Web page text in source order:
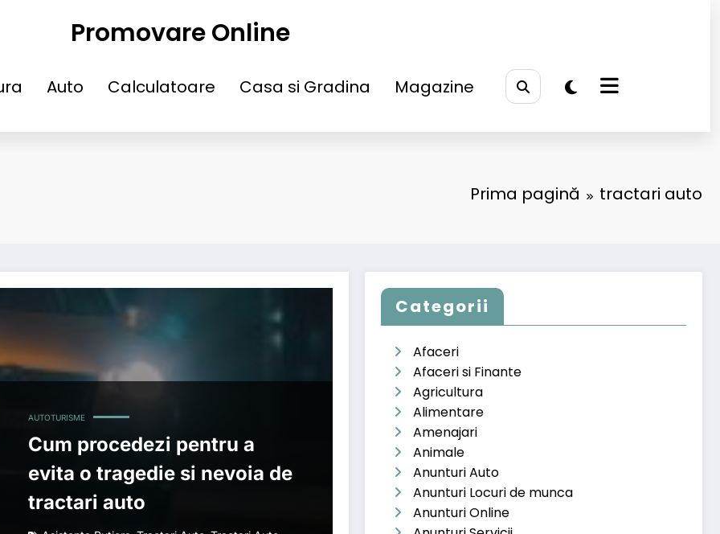
Promovare Online
Auto Calculatoare Casa si Gradina Magazine
Prima pagină tractari auto
tractari auto
AUTOTURISME
Cum procedezi pentru a
evita o tragedie si nevoia de
tractari auto
Categorii
Afaceri
Afaceri si Finante
Agricultura
Alimentare
Amenajari
Animale
Anunturi Auto
Anunturi Locuri de munca
Anunturi Online